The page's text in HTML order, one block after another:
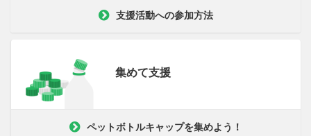
支援活動への参加方法
集めて支援
ペットボトルキャップを集めよう！